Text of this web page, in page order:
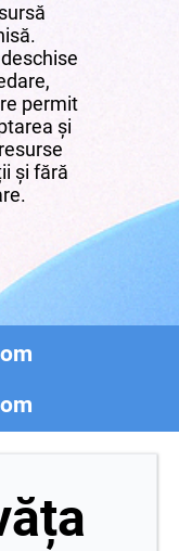
permit
și
și fără